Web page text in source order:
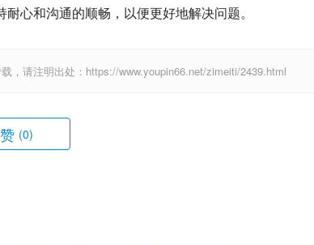
心和沟通的顺畅，以便更好地解决问题。
，请注明出处：https://www.youpin66.net/zimeiti/2439.html
赞 (0)